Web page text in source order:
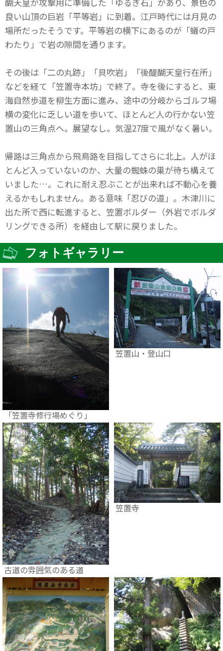
良い山頂の巨岩「平等岩」に到着。江戸時代には月見の
場所だったそうです。平等岩の横下にあるのが「蟻の戸
わたり」で岩の隙間を通ります。
その後は「二の丸跡」「貝吹岩」「後醍醐天皇行在所」
などを経て「笠置寺本坊」で終了。寺を後にすると、東
海自然歩道を柳生方面に進み、途中の分岐からゴルフ場
横の変化に乏しい道を歩いて、ほとんど人の行かない笠
置山の三角点へ。展望なし。気温27度で風がなく暑い。
帰路は三角点から飛鳥路を目指してさらに北上。人がほ
とんど入っていないのか、大量の蜘蛛の巣が待ち構えて
いました…。これに耐え忍ぶことが出来れば不動心を養
えるかもしれません。ある意味「忍びの道」。木津川に
出た所で西に転進すると、笠置ボルダー（外岩でボルダ
リングできる所）を経由して駅に戻りました。
フォトギャラリー
「笠置寺修行場めぐり」
笠置山・登山口
古道の雰囲気のある道
笠置寺